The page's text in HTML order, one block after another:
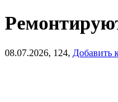
08.07.2026, 124, Добавить